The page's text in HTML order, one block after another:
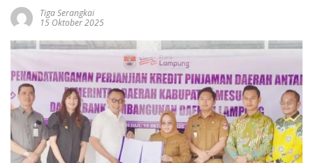
Tiga Serangkai
15 Oktober 2025